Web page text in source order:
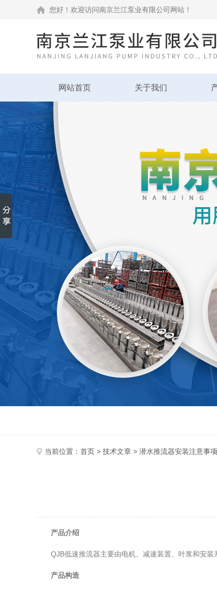
您好！欢迎访问南京兰江泵业有限公司网站！
网站首页 关于我们
当前位置： 首页 > 技术文章 > 潜水推流器安装注意事项
产品介绍
QJB低速推流器主要由电机、减速装置、叶浆和安装
产品构造